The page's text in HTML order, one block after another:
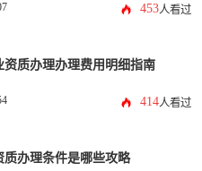
453人看过
资质办理办理费用明细指南
414人看过
质办理条件是哪些攻略